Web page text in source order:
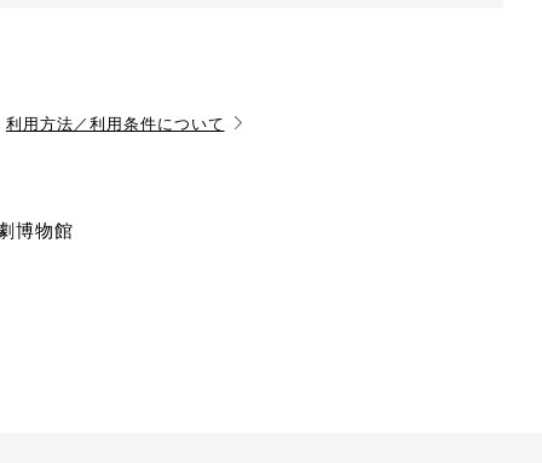
利用方法／利用条件について
博物館